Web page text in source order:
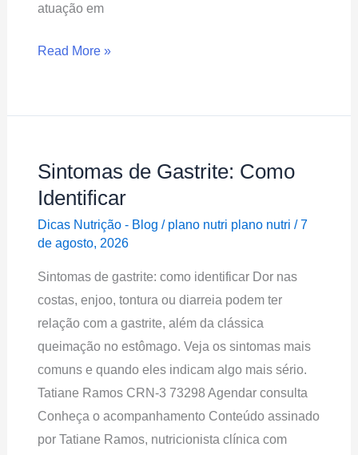
atuação em
Read More »
Sintomas de Gastrite: Como
Identificar
Dicas Nutrição - Blog / plano nutri plano nutri/7
de agosto, 2026
Sintomas de gastrite: como identificar Dor nas
costas, enjoo, tontura ou diarreia podem ter
relação com a gastrite, além da clássica
queimação no estômago. Veja os sintomas mais
comuns e quando eles indicam algo mais sério.
Tatiane Ramos CRN-3 73298 Agendar consulta
Conheça o acompanhamento Conteúdo assinado
por Tatiane Ramos, nutricionista clínica com
Sintomas
de
Como